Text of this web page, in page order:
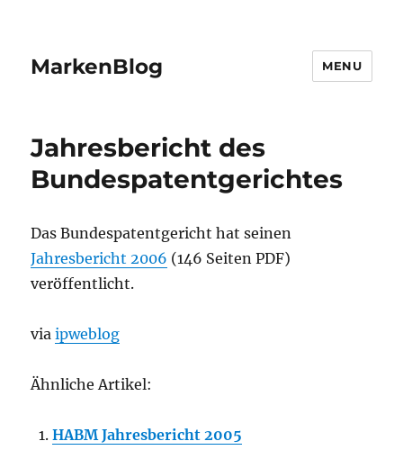
MarkenBlog MENU
Jahresbericht des
Bundespatentgerichtes
Das Bundespatentgericht hat seinen
Jahresbericht 2006 (146 Seiten PDF)
veröffentlicht.
viaipweblog
Ähnliche Artikel:
HABM Jahresbericht 2005